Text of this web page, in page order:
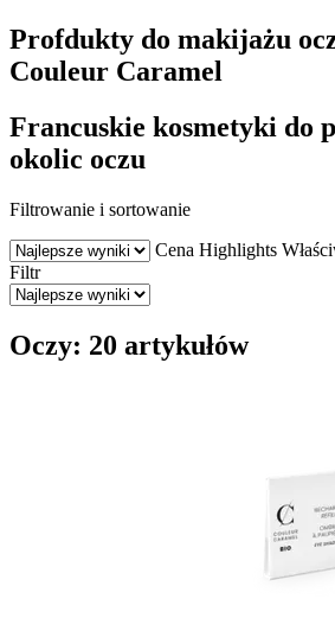
Profdukty do makijażu
Couleur Caramel
Francuskie kosmetyki do
okolic oczu
Filtrowanie i sortowanie
Cena Highlights
Filtr
Oczy: 20 artykułów